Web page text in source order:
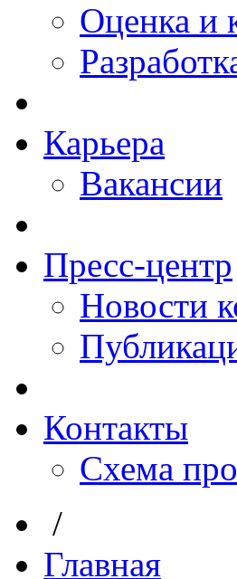
Оценка и
Карьера
Вакансии
Пресс-центр
Новости
Контакты
Схема
/
Главная